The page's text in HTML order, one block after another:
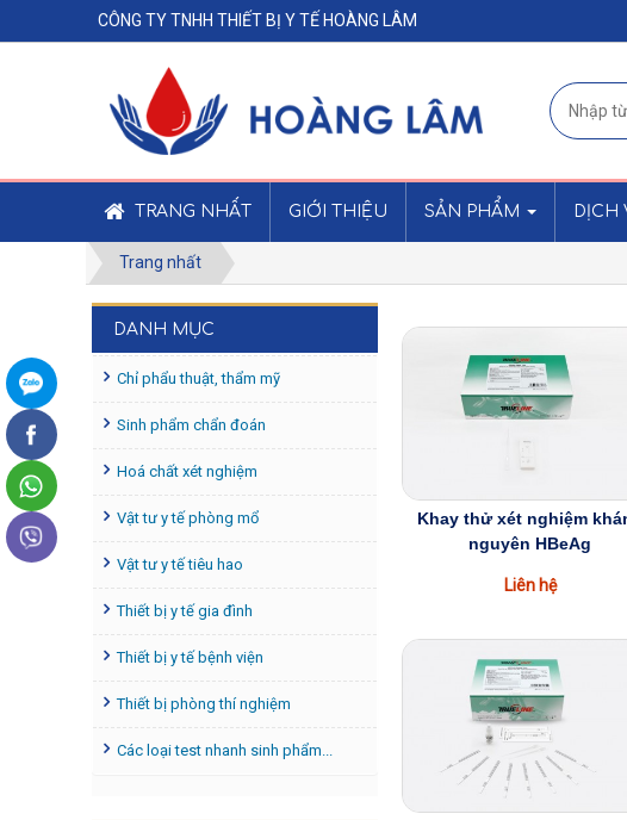
TRANG NHẤT GIỚI THIỆU SẢN PHẨM DỊCH
CÔNG TY TNHH THIẾT BỊ Y TẾ HOÀNG LÂM
Trang nhất
Khay thử xét nghiệm
nguyên HBeAg
Liên hệ
DANH MỤC
Chỉ phẩu thuật, thẩm mỹ
Sinh phẩm chẩn đoán
Hoá chất xét nghiệm
Vật tư y tế phòng mổ
Vật tư y tế tiêu hao
Thiết bị y tế gia đình
Thiết bị y tế bệnh viện
Thiết bị phòng thí nghiệm
Các loại test nhanh sinh phẩm...